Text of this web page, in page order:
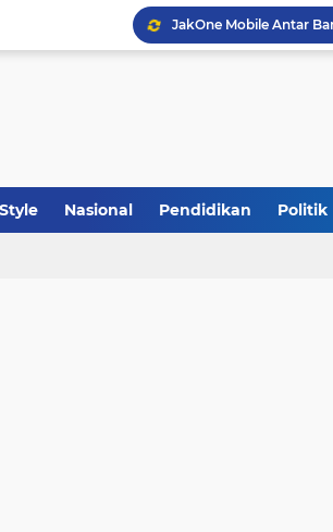
JakOne Mobile Antar
Calon Ketum PBNU,
Nasional Pendidikan Politik